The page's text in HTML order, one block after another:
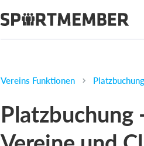
Vereins Funktionen
Platzbuchung